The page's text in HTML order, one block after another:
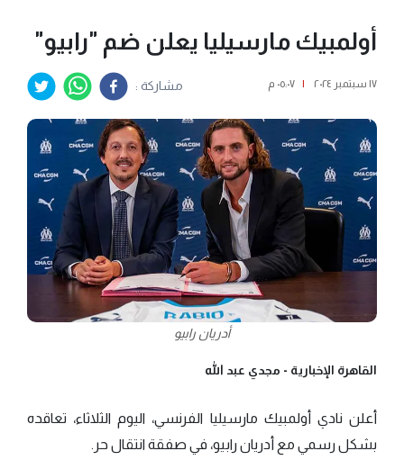
أولمبيك مارسيليا يعلن ضم "رابيو"
١٧ سبتمبر ٢٠٢٤ | ٠٥:٠٧ م مشاركة :
أدريان رابيو
القاهرة الإخبارية - مجدي عبد الله
أعلن نادي أولمبيك مارسيليا الفرنسي، اليوم الثلاثاء، تعاقده
بشكل رسمي مع أدريان رابيو، في صفقة انتقال حر.